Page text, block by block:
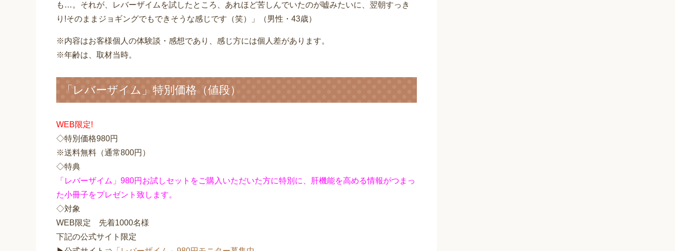
も…。それが、レバーザイムを試したところ、あれほど苦しんでいたのが嘘みたいに、翌朝すっき
り!そのままジョギングでもできそうな感じです（笑）」（男性・43歳）
※内容はお客様個人の体験談・感想であり、感じ方には個人差があります。
※年齢は、取材当時。
「レバーザイム」特別価格（値段）
WEB限定!
◇特別価格980円
※送料無料（通常800円）
◇特典
「レバーザイム」980円お試しセットをご購入いただいた方に特別に、肝機能を高める情報がつまっ
た小冊子をプレゼント致します。
◇対象
WEB限定 先着1000名様
下記の公式サイト限定